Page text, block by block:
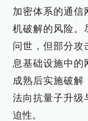
加密体系的通信
机破解的风险。
问世，但部分攻
息基础设施中的
成熟后实施破解
法向抗量子升级
迫性。